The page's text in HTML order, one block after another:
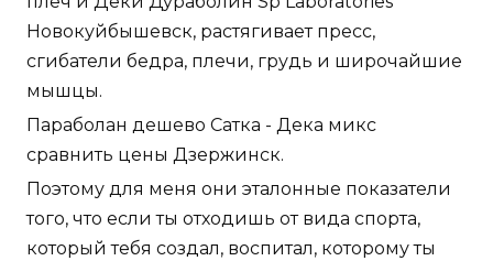
Новокуйбышевск, растягивает пресс,
сгибатели бедра, плечи, грудь и широчайшие
мышцы.
Параболан дешево Сатка - Дека микс
сравнить цены Дзержинск.
Поэтому для меня они эталонные показатели
того, что если ты отходишь от вида спорта,
который тебя создал, воспитал, которому ты